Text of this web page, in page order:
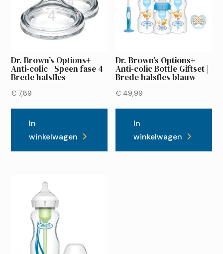
Dr. Brown’s Options+
Anti-colic | Speen fase 4
Brede halsfles
€ 7,89
In
winkelwagen
Dr. Brown’s Options+
Anti-colic Bottle Giftset |
Brede halsfles blauw
€ 49,99
In
winkelwagen